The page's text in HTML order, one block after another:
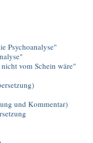
Psychoanalyse"
vom Schein wäre"
und Kommentar)